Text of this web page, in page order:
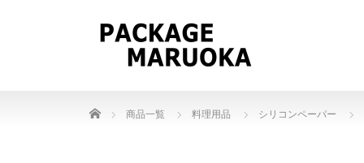
Home 商品一覧 料理用品 シリコンペーパー